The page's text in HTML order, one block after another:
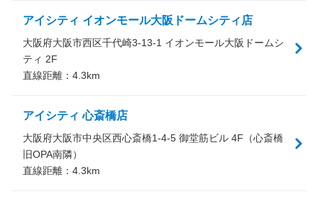
アイシティ イオンモール大阪ドームシティ店
大阪府大阪市西区千代崎3-13-1 イオンモール大阪ドームシ
ティ 2F
直線距離： 4.3km
アイシティ 心斎橋店
大阪府大阪市中央区西心斎橋1-4-5 御堂筋ビル 4F（心斎橋
旧OPA南隣）
直線距離： 4.3km